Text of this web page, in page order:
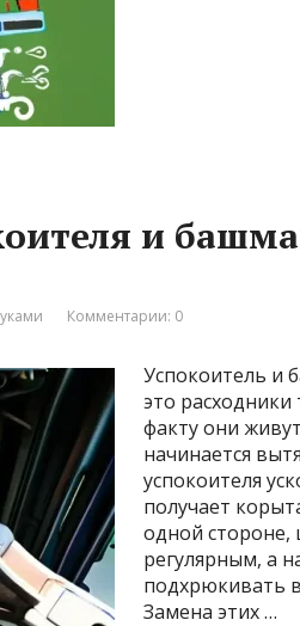
и
Комментарии: 0
Успокоитель и
это расходники
факту они
начинается
успокоителя
получает
одной стороне,
регулярным, а
подхрюкивать
Замена этих …